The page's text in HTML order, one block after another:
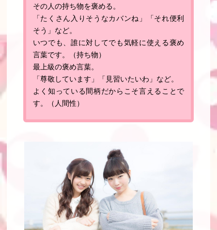
その人の持ち物を褒める 。
「たくさん入りそうなカバンね」「それ便利
そう」など。
いつでも、誰に対してでも気軽に使える褒め
言葉です。
（持ち物）
最上級の褒め言葉。
「尊敬しています」「見習いたいわ」など。
よく知っている間柄だからこそ言えることで
す。
（人間性）